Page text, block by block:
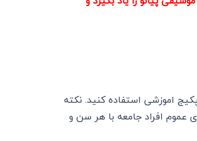
اموزشی استفاده کنید. نکته
عموم افراد جامعه با هر سن و